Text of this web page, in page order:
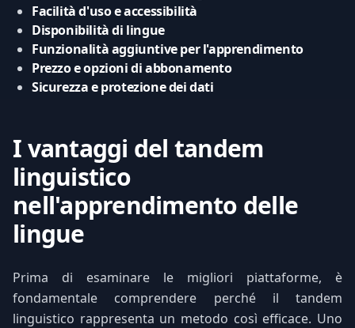
Facilità d'uso e accessibilità
Disponibilità di lingue
Funzionalità aggiuntive per l'apprendimento
Prezzo e opzioni di abbonamento
Sicurezza e protezione dei dati
I vantaggi del tandem
linguistico
nell'apprendimento delle
lingue
Prima di esaminare le migliori piattaforme, è
fondamentale comprendere perché il tandem
linguistico rappresenta un metodo così efficace. Uno